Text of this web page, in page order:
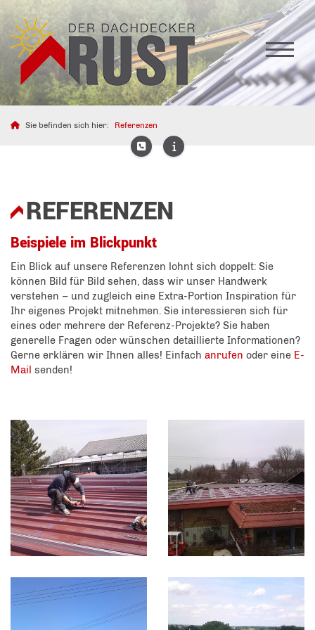
Sie befinden sich hier: Referenzen
REFERENZEN
Beispiele im Blickpunkt
Ein Blick auf unsere Referenzen lohnt sich doppelt: Sie
können Bild für Bild sehen, dass wir unser Handwerk
verstehen – und zugleich eine Extra-Portion Inspiration für
Ihr eigenes Projekt mitnehmen. Sie interessieren sich für
eines oder mehrere der Referenz-Projekte? Sie haben
generelle Fragen oder wünschen detaillierte Informationen?
Gerne erklären wir Ihnen alles! Einfach anrufen oder eine E-
Mail senden!